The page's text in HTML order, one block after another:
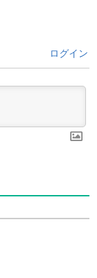
ログイン